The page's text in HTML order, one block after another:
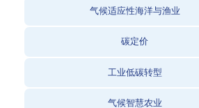
气候适应性海洋与渔业
碳定价
工业低碳转型
气候智慧农业